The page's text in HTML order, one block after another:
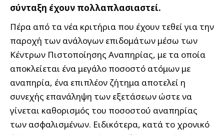
σύνταξη έχουν πολλαπλασιαστεί.
Πέρα από τα νέα κριτήρια που έχουν τεθεί για την
παροχή των ανάλογων επιδομάτων μέσω των
Κέντρων Πιστοποίησης Αναπηρίας, με τα οποία
αποκλείεται ένα μεγάλο ποσοστό ατόμων με
αναπηρία, ένα επιπλέον ζήτημα αποτελεί η
συνεχής επανάληψη των εξετάσεων ώστε να
γίνεται καθορισμός του ποσοστού αναπηρίας
των ασφαλισμένων. Ειδικότερα, κατά το χρονικό